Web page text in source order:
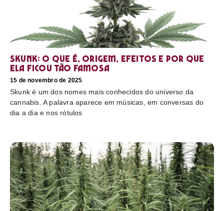
Skunk: o que é, origem, efeitos e por que
ela ficou tão famosa
15 de novembro de 2025
Skunk é um dos nomes mais conhecidos do universo da
cannabis. A palavra aparece em músicas, em conversas do
dia a dia e nos rótulos